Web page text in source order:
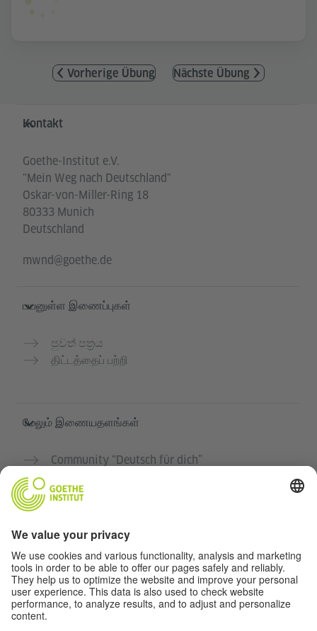
Vorherige Übung Nächste Übung
Service- und Informationsbereich
Kontakt
Goethe-Institut e.V.
"Mein Weg nach Deutschland"
Oskar-von-Miller-Ring 18
80333 Munich
Deutschland
mwnd@goethe.de
பயனுள்ள இணைப்புகள்
පුවත් පත්‍රය
திட்டத்தைப் பற்றி
மேலும் இணையதளங்கள்
Community “Deutsch für dich”
கோய்த் இன்ஸ்டிடியூட்டின் ஜெர்மன் பாடநெறிகள்
தனியுரிமை மற்றும் அணுகல் வசதி
தனியுரிமை அமைப்புகள்